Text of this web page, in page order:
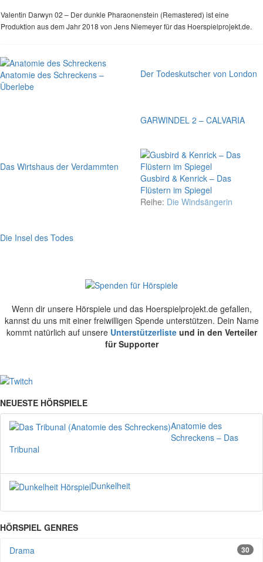
Valentin Darwyn 02 – Der dunkle Pharaonenstein (Remastered) ist eine
Produktion aus dem Jahr 2018 von Jens Niemeyer für das Hoerspielprojekt.de.
Anatomie des Schreckens –
Überlebe
Der Todeskutscher von London
GARWINDEL 2 – CALVARIA
Das Wirtshaus der Verdammten
Gusbird & Kenrick – Das
Flüstern im Spiegel
Reihe: Die Windsängerin
Die Insel des Todes
Wenn dir unsere Hörspiele und das Hoerspielprojekt.de gefallen,
kannst du uns mit einer freiwilligen Spende unterstützen. Dein Name
kommt natürlich auf unsere Unterstützerlisteund in den Verteiler
für Supporter
NEUESTE HÖRSPIELE
Anatomie des
Schreckens – Das
Tribunal
Dunkelheit
HÖRSPIEL GENRES
30
Drama